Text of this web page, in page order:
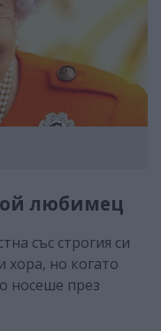
любимец
със строгия си
хора, но когато
носеше през